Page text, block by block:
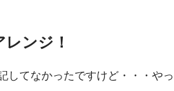
ンジ！
してなかったですけど・・・やっ